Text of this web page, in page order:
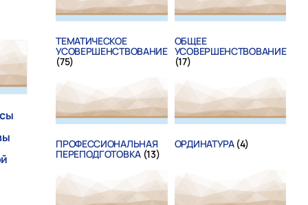
ТЕМАТИЧЕСКОЕ
УСОВЕРШЕНСТВОВАНИЕ
(75)
ОБЩЕЕ
УСОВЕРШЕНСТВОВАНИЕ
(17)
ПРОФЕССИОНАЛЬНАЯ
ПЕРЕПОДГОТОВКА (13)
ОРДИНАТУРА (4)